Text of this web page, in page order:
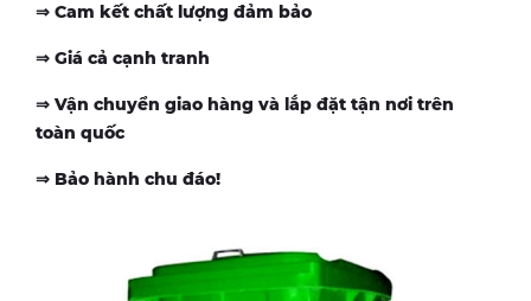
⇒ Cam kết chất lượng đảm bảo
⇒ Giá cả cạnh tranh
⇒ Vận chuyển giao hàng và lắp đặt tận nơi trên
toàn quốc
⇒ Bảo hành chu đáo!